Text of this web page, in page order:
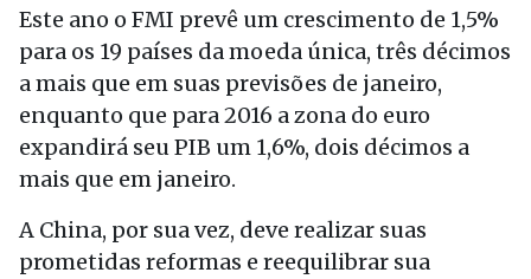
Este ano o FMI prevê um crescimento de 1,5%
para os 19 países da moeda única, três décimos
a mais que em suas previsões de janeiro,
enquanto que para 2016 a zona do euro
expandirá seu PIB um 1,6%, dois décimos a
mais que em janeiro.
A China, por sua vez, deve realizar suas
prometidas reformas e reequilibrar sua